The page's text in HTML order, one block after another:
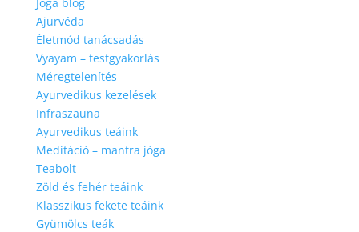
Ajurvéda
Életmód tanácsadás
Vyayam – testgyakorlás
Méregtelenítés
Ayurvedikus kezelések
Infraszauna
Ayurvedikus teáink
Meditáció – mantra jóga
Teabolt
Zöld és fehér teáink
Klasszikus fekete teáink
Gyümölcs teák